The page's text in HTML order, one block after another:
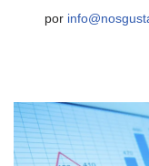
por